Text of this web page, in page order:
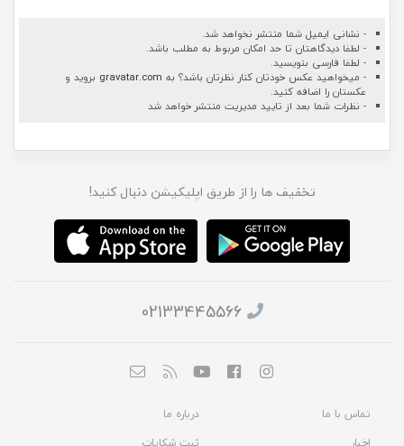
- نشانی ایمیل شما منتشر نخواهد شد.
- لطفا دیدگاهتان تا حد امکان مربوط به مطلب باشد.
- لطفا فارسی بنویسید.
- میخواهید عکس خودتان کنار نظرتان باشد؟ به gravatar.com بروید و
عکستان را اضافه کنید.
- نظرات شما بعد از تایید مدیریت منتشر خواهد شد
تخفیف ها را از طریق اپلیکیشن دنبال کنید!
02133445566
تماس با ما
درباره ما